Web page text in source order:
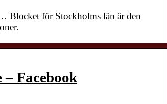
Blocket för Stockholms län är den
– Facebook